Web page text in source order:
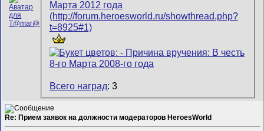
Всего наград: 3
Re: Прием заявок на должности модераторов HeroesWorld